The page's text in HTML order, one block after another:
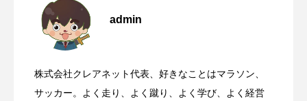
admin
株式会社クレアネット代表、好きなことはマラソン、
サッカー。よく走り、よく蹴り、よく学び、よく経営
2026.08.07
2026.08.06 国道168号線や国道311号線を走るとき、